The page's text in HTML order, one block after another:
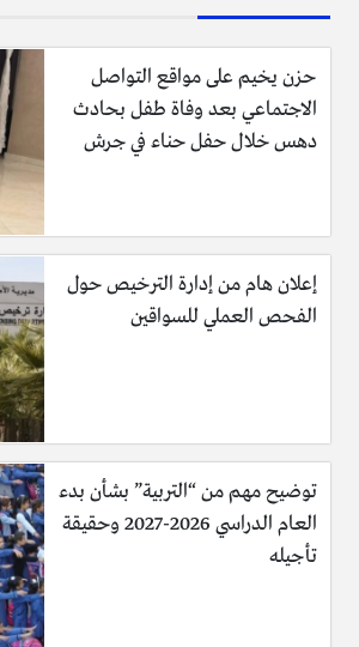
حزن يخيم على مواقع التواصل
الاجتماعي بعد وفاة طفل بحادث
دهس خلال حفل حناء في جرش
إعلان هام من إدارة الترخيص حول
الفحص العملي للسواقين
توضيح مهم من “التربية” بشأن بدء
العام الدراسي 2026-2027 وحقيقة
تأجيله